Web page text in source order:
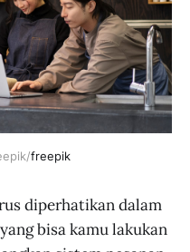
freepik
diperhatikan dalam
bisa kamu lakukan